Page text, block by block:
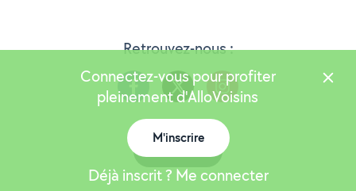
Retrouvez-nous :
Version 25.5.3
Connectez-vous pour profiter
pleinement d'AlloVoisins
M'inscrire
Déjà inscrit ? Me connecter